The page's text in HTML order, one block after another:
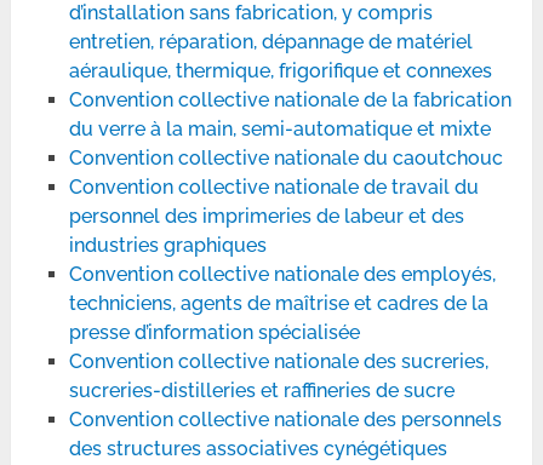
d’installation sans fabrication, y compris
entretien, réparation, dépannage de matériel
aéraulique, thermique, frigorifique et connexes
Convention collective nationale de la fabrication
du verre à la main, semi-automatique et mixte
Convention collective nationale du caoutchouc
Convention collective nationale de travail du
personnel des imprimeries de labeur et des
industries graphiques
Convention collective nationale des employés,
techniciens, agents de maîtrise et cadres de la
presse d’information spécialisée
Convention collective nationale des sucreries,
sucreries-distilleries et raffineries de sucre
Convention collective nationale des personnels
des structures associatives cynégétiques